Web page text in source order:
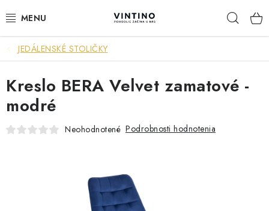
na
NÁBYTOK
VÝPREDAJ
ZÁVESNÉ HOJDACIE KRESLÁ
JEDÁLENSKÉ STOLY
JEDÁLENSKÉ STOLIČKY
JEDÁLENSKÉ STOLIČKY
Kreslo BERA Velvet zamatové -
modré
Neohodnotené Podrobnosti hodnotenia